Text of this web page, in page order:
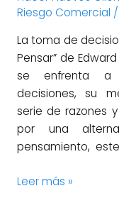
Riesgo Comercial /
La toma de
Pensar” de
se enfrenta
decisiones, su
serie de razones
por una
pensamiento,
Leer más »